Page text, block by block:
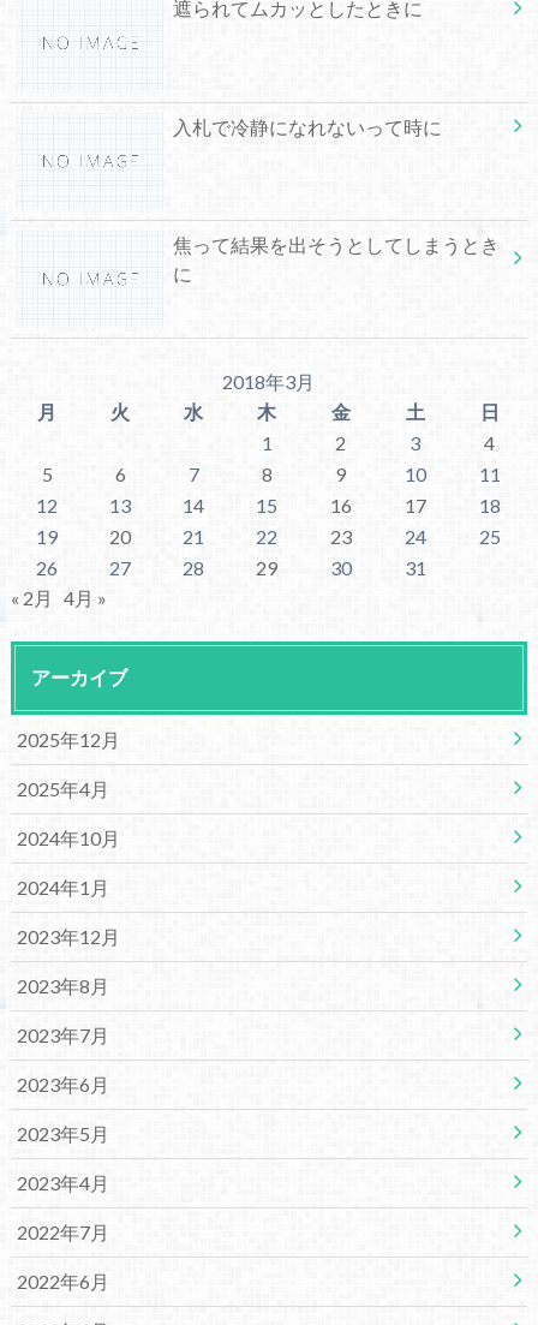
遮られてムカッとしたときに
入札で冷静になれないって時に
焦って結果を出そうとしてしまうとき
に
2018年3月
月
火 水 木 金 土
日
1
2 3
4
5
6 7 8 9 10
11
12
13 14 15 16 17
18
19
20 21 22 23 24
25
26
27 28 29 30
31
« 2月
4月 »
アーカイブ
2025年12月
2025年4月
2024年10月
2024年1月
2023年12月
2023年8月
2023年7月
2023年6月
2023年5月
2023年4月
2022年7月
2022年6月